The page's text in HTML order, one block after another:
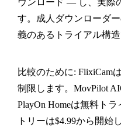
す。成人ダウンローダ
義のあるトライアル構造
比較のために: FlixiCam
制限します。MovPilot
PlayOn Homeは無料ト
トリーは$4.99から開始